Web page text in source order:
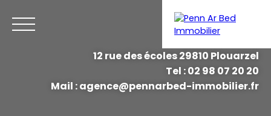
12 rue des écoles 29810 Plouarzel
Tel : 02 98 07 20 20
Mail : agence@pennarbed-immobilier.fr